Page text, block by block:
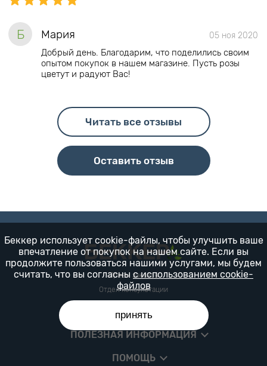
Б Мария 05 ноя 2020
Добрый день. Благодарим, что поделились своим
опытом покупок в нашем магазине. Пусть розы
цветут и радуют Вас!
Читать все отзывы
Оставить отзыв
Прием заказов
Отдел консультации
КОМПАНИЯ
ПОЛЕЗНАЯ ИНФОРМАЦИЯ
ПОМОЩЬ
Беккер использует cookie-файлы, чтобы улучшить ваше
впечатление от покупок на нашем сайте. Если вы
продолжите пользоваться нашими услугами, мы будем
считать, что вы согласны с использованием cookie-
файлов
принять